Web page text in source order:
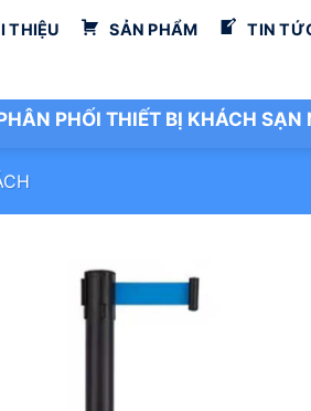
THIỆU SẢN PHẨM TIN
PHỐI THIẾT BỊ KHÁCH